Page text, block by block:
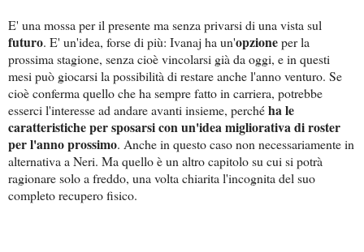
E' una mossa per il presente ma senza privarsi di una vista sul
futuro. E' un'idea, forse di più: Ivanaj ha un'opzioneper la
prossima stagione, senza cioè vincolarsi già da oggi, e in questi
mesi può giocarsi la possibilità di restare anche l'anno venturo. Se
cioè conferma quello che ha sempre fatto in carriera, potrebbe
esserci l'interesse ad andare avanti insieme, perchéha le
caratteristiche per sposarsi con un'idea migliorativa di roster
per l'anno prossimo. Anche in questo caso non necessariamente in
alternativa a Neri. Ma quello è un altro capitolo su cui si potrà
ragionare solo a freddo, una volta chiarita l'incognita del suo
completo recupero fisico.